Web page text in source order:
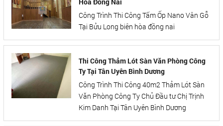
Công Trình Thi Công Tấm Ốp Nano Vân Gỗ
Tại Bửu Long biên hòa đồng nai
Thi Công Thảm Lót Sàn Văn Phòng Công
Ty Tại Tân Uyên Bình Dương
Công Trình Thi Công 40m2 Thảm Lót Sàn
Văn Phòng Công Ty Chủ Đầu tư Chị Trịnh
Kim Danh Tại Tân Uyên Bình Dương